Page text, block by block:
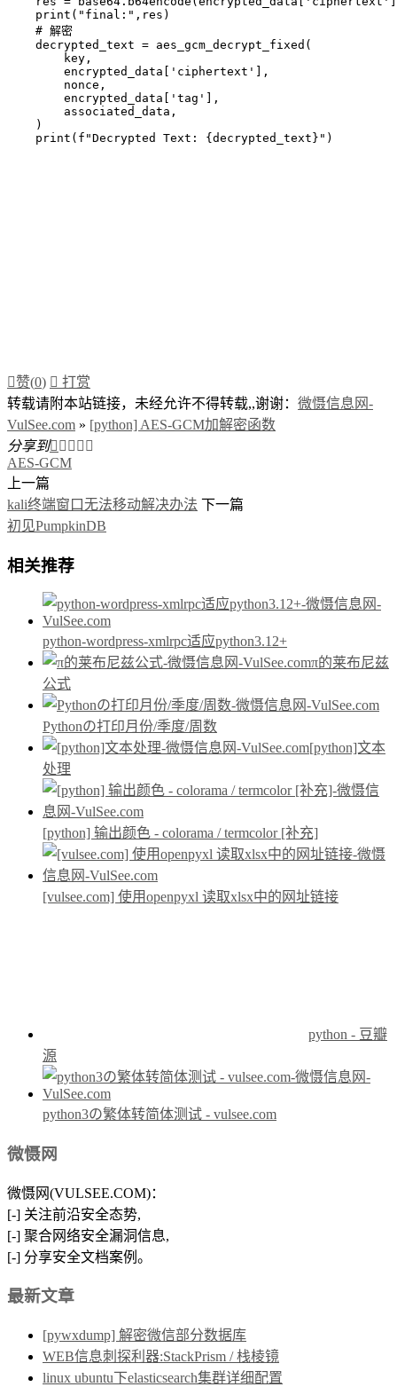
    print("final:",res)
    # 解密
    decrypted_text = aes_gcm_decrypt_fixed(
        key,
        encrypted_data['ciphertext'],
        nonce,
        encrypted_data['tag'],
        associated_data,
    )
赞(0)  打赏
转载请附本站链接，未经允许不得转载,,谢谢： 微慑信息网-
VulSee.com » [python] AES-GCM加解密函数
分享到    
AES-GCM
上一篇
kali终端窗口无法移动解决办法 下一篇
初见PumpkinDB
相关推荐
python-wordpress-xmlrpc适应python3.12+
π的莱布尼兹
公式
Pythonの打印月份/季度/周数
[python]文本
处理
[python] 输出颜色 - colorama / termcolor [补充]
[vulsee.com] 使用openpyxl 读取xlsx中的网址链接
python - 豆瓣
源
python3の繁体转简体测试 - vulsee.com
微慑网
微慑网(VULSEE.COM)：
[-] 关注前沿安全态势,
[-] 聚合网络安全漏洞信息,
[-] 分享安全文档案例。
最新文章
[pywxdump] 解密微信部分数据库
WEB信息刺探利器:StackPrism / 栈棱镜
linux ubuntu下elasticsearch集群详细配置